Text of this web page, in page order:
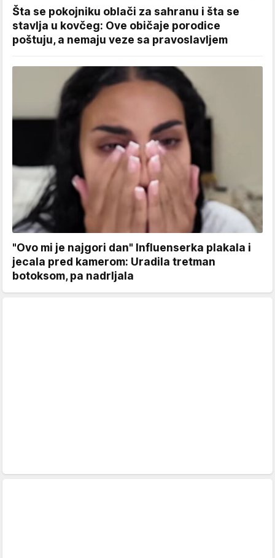
Šta se pokojniku oblači za sahranu i šta se
stavlja u kovčeg: Ove običaje porodice
poštuju, a nemaju veze sa pravoslavljem
"Ovo mi je najgori dan" Influenserka plakala i
jecala pred kamerom: Uradila tretman
botoksom, pa nadrljala